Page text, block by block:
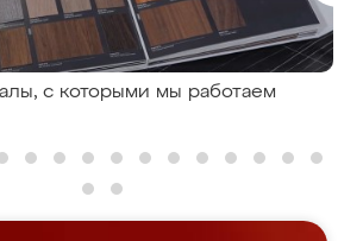
с которыми мы работаем